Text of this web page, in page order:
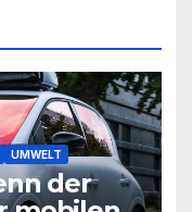
UMWELT
der